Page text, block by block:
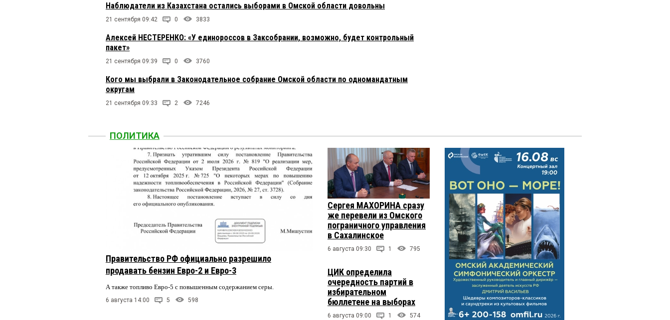
Наблюдатели из Казахстана остались выборами в Омской области довольны
21 сентября 09:42 0 3833
Алексей НЕСТЕРЕНКО: «У единороссов в Заксобрании, возможно, будет контрольный
пакет»
21 сентября 09:39 0 3760
Кого мы выбрали в Законодательное собрание Омской области по одномандатным
округам
21 сентября 09:33 2 7246
ПОЛИТИКА
Правительство РФ официально разрешило
продавать бензин Евро-2 и Евро-3
А также топливо Евро-5 с повышенным содержанием серы.
6 августа 14:00 5 598
Сергея МАХОРИНА сразу
же перевели из Омского
пограничного управления
в Сахалинское
6 августа 09:30 1 795
ЦИК определила
очередность партий в
избирательном
бюллетене на выборах
6 августа 09:00 1 574